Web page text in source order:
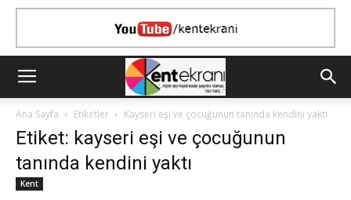
Ana Sayfa Etiketler Kayseri eşi ve çocuğunun tanında kendini yaktı
Etiket: kayseri eşi ve çocuğunun
tanında kendini yaktı
Kent